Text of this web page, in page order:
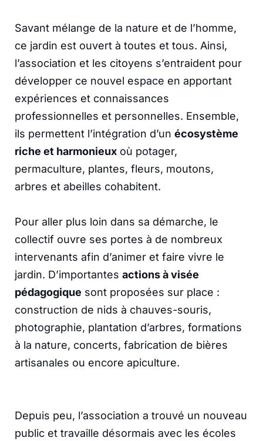
Savant mélange de la nature et de l’homme,
ce jardin est ouvert à toutes et tous. Ainsi,
l’association et les citoyens s’entraident pour
développer ce nouvel espace en apportant
expériences et connaissances
professionnelles et personnelles. Ensemble,
ils permettent l’intégration d’un écosystème
riche et harmonieux où potager,
permaculture, plantes, fleurs, moutons,
arbres et abeilles cohabitent.
Pour aller plus loin dans sa démarche, le
collectif ouvre ses portes à de nombreux
intervenants afin d’animer et faire vivre le
jardin. D’importantes actions à visée
pédagogique sont proposées sur place :
construction de nids à chauves-souris,
photographie, plantation d’arbres, formations
à la nature, concerts, fabrication de bières
artisanales ou encore apiculture.
Depuis peu, l’association a trouvé un nouveau
public et travaille désormais avec les écoles